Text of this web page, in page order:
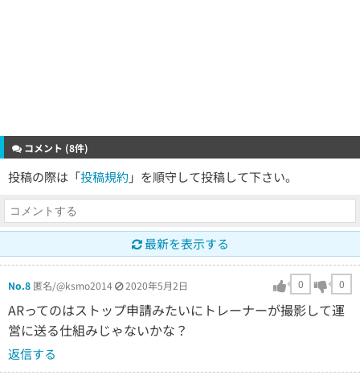
コメント (8件)
投稿の際は「投稿規約 」を順守して投稿して下さい。
最新を表示する
No.8 匿名/@ksmo2014 2020年5月2日 0 0
ARってのはストップ申請みたいにトレーナーが撮影して運
営に送る仕組みじゃないかな？
返信する